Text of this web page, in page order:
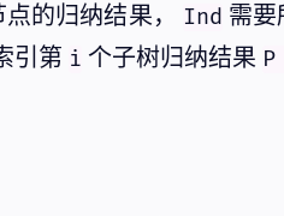
的归纳结果， Ind 需要
引第 i 个子树归纳结果